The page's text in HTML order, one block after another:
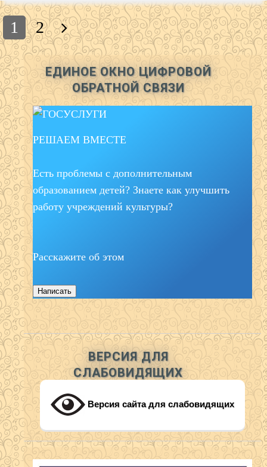
Posts
navigation
1 2
ЕДИНОЕ ОКНО ЦИФРОВОЙ
ОБРАТНОЙ СВЯЗИ
РЕШАЕМ ВМЕСТЕ
Есть проблемы с дополнительным
образованием детей? Знаете как улучшить
работу учреждений культуры?
Расскажите об этом
Написать
ВЕРСИЯ ДЛЯ
СЛАБОВИДЯЩИХ
Версия сайта для слабовидящих